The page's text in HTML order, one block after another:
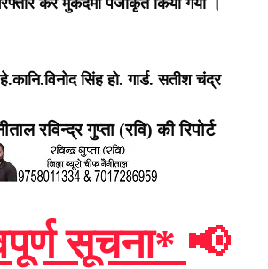
कर मुकदमा पंजीकृत किया गया ।
हे.कानि.विनोद सिंह हो. गार्ड. सतीश चंद्र
रविन्द्र गुप्ता (रवि) की रिपोर्ट
सूचना* 📢